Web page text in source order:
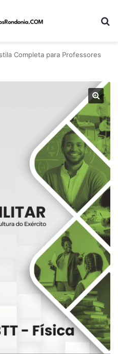
Completa para Professores